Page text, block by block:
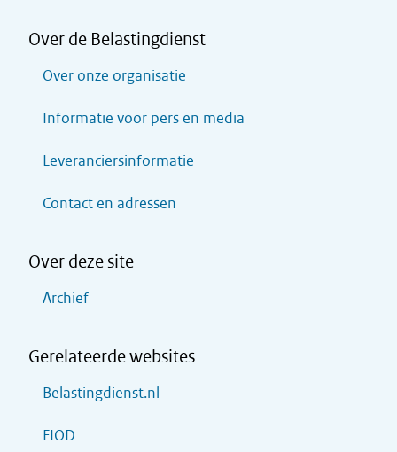
Over de Belastingdienst
Over onze organisatie
Informatie voor pers en media
Leveranciersinformatie
Contact en adressen
Over deze site
Archief
Gerelateerde websites
Belastingdienst.nl
FIOD